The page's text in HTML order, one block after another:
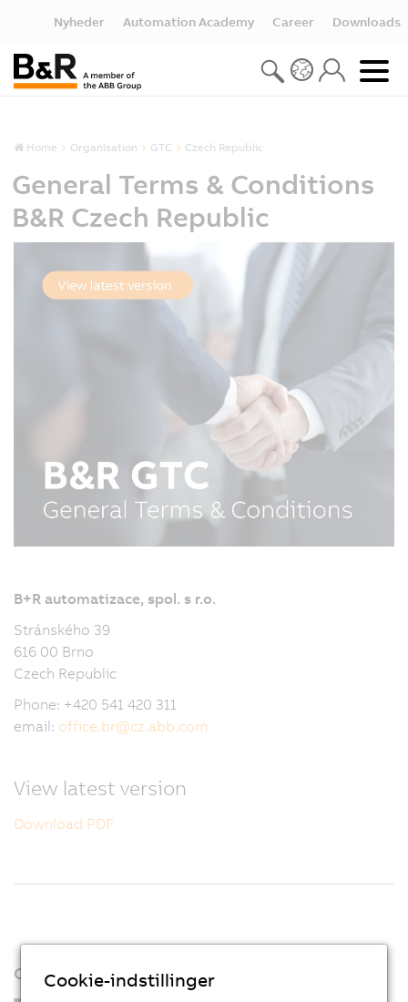
Nyheder Automation Academy Career Downloads
Home Organisation GTC Czech Republic
General Terms & Conditions
B&R Czech Republic
B+R automatizace, spol. s r.o.
Stránského 39
616 00 Brno
Czech Republic
Phone: +420 541 420 311
email: office.br@cz.abb.com
View latest version
Download PDF
Organisation
Cookie-indstillinger